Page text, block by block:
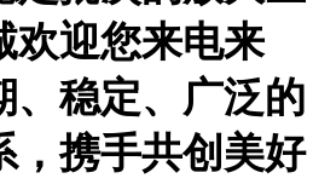
欢迎您来电来
、稳定、广泛的
，携手共创美好